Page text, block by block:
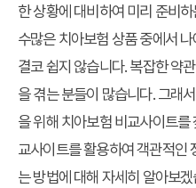
한 상황에 대비하여 미리 준비
수많은 치아보험 상품 중에서
결코 쉽지 않습니다. 복잡한 약
을 겪는 분들이 많습니다. 그래
을 위해 치아보험 비교사이트를
교사이트를 활용하여 객관적인
는 방법에 대해 자세히 알아보